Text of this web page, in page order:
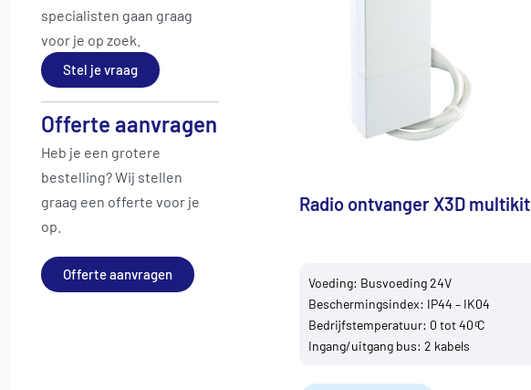
specialisten gaan graag
voor je op zoek.
Stel je vraag
Offerte aanvragen
Heb je een grotere
bestelling? Wij stellen
graag een offerte voor je
op.
Offerte aanvragen
Radio ontvanger X3D multikit
Voeding: Busvoeding 24V
Beschermingsindex: IP44 – IK04
Bedrijfstemperatuur: 0 tot 40 ͦC
Ingang/uitgang bus: 2 kabels